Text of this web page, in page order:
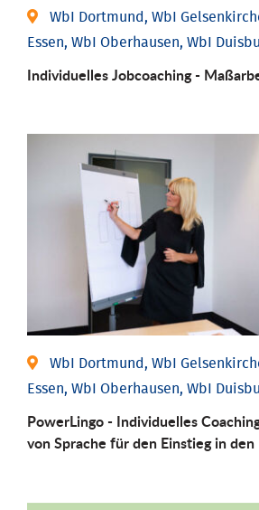
WbI Dortmund, WbI
Essen, WbI Oberhausen, WbI
Individu­elles Job­coaching -
WbI Dortmund, WbI
Essen, WbI Oberhausen, WbI
PowerLingo - Individuelles
von Sprache für den Einstieg in